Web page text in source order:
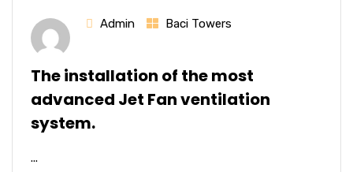
Admin Baci Towers
The installation of the most
advanced Jet Fan ventilation
system.
...